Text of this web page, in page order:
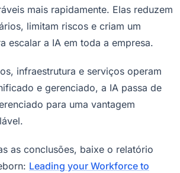
mais rapidamente. Elas reduzem
limitam riscos e criam um
escalar a IA em toda a empresa.
infraestrutura e serviços operam
e gerenciado, a IA passa de
para uma vantagem
as conclusões, baixe o relatório
Leading your Workforce to